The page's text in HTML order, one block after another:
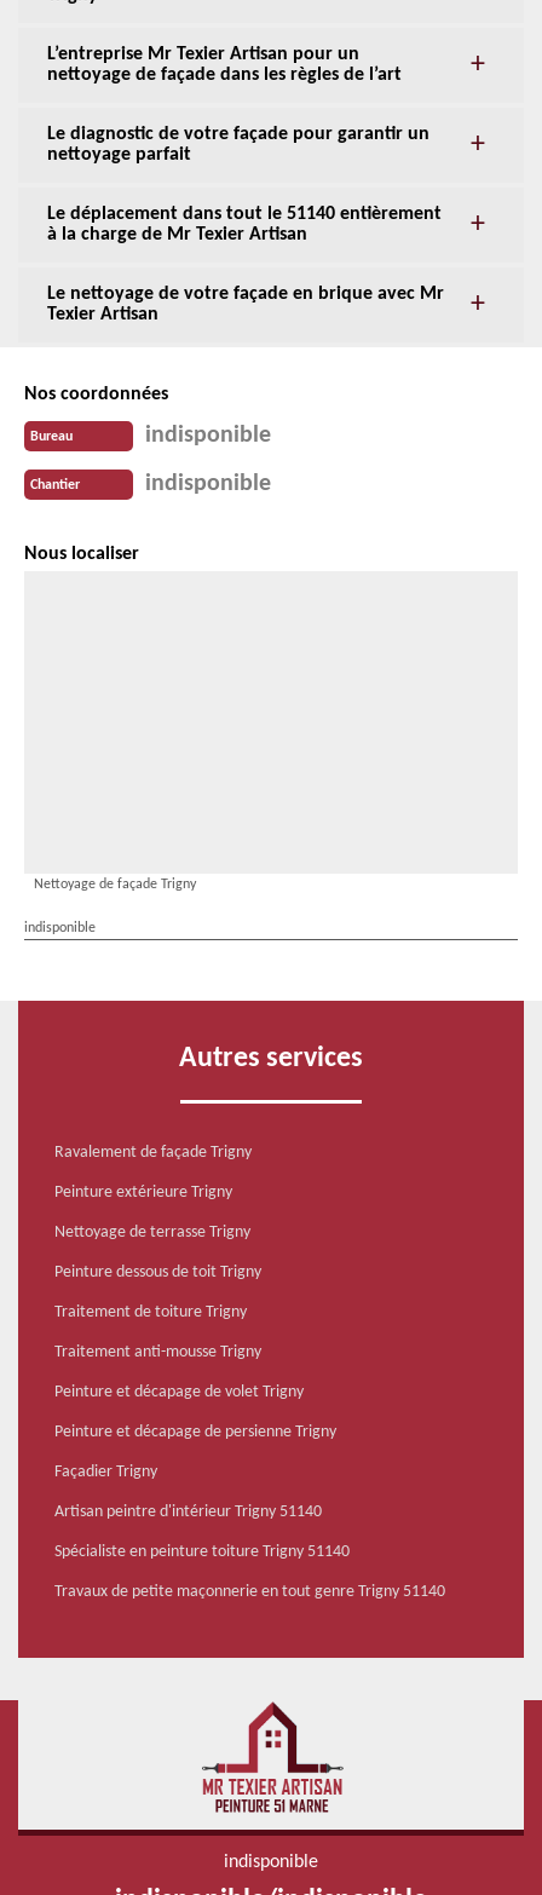
L’entreprise Mr Texier Artisan pour un
nettoyage de façade dans les règles de l’art
Le diagnostic de votre façade pour garantir un
nettoyage parfait
Le déplacement dans tout le 51140 entièrement
à la charge de Mr Texier Artisan
Le nettoyage de votre façade en brique avec Mr
Texier Artisan
Nos coordonnées
Bureau indisponible
Chantier indisponible
Nous localiser
Nettoyage de façade Trigny
indisponible
Autres services
Ravalement de façade Trigny
Peinture extérieure Trigny
Nettoyage de terrasse Trigny
Peinture dessous de toit Trigny
Traitement de toiture Trigny
Traitement anti-mousse Trigny
Peinture et décapage de volet Trigny
Peinture et décapage de persienne Trigny
Façadier Trigny
Artisan peintre d'intérieur Trigny 51140
Spécialiste en peinture toiture Trigny 51140
Travaux de petite maçonnerie en tout genre Trigny 51140
indisponible